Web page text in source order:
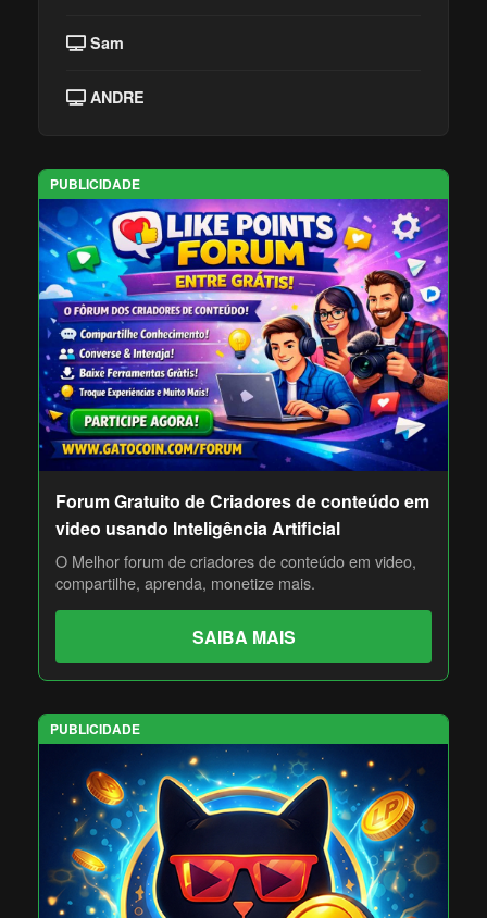
Sam
ANDRE
PUBLICIDADE
Forum Gratuito de Criadores de conteúdo em
video usando Inteligência Artificial
O Melhor forum de criadores de conteúdo em video,
compartilhe, aprenda, monetize mais.
SAIBA MAIS
PUBLICIDADE